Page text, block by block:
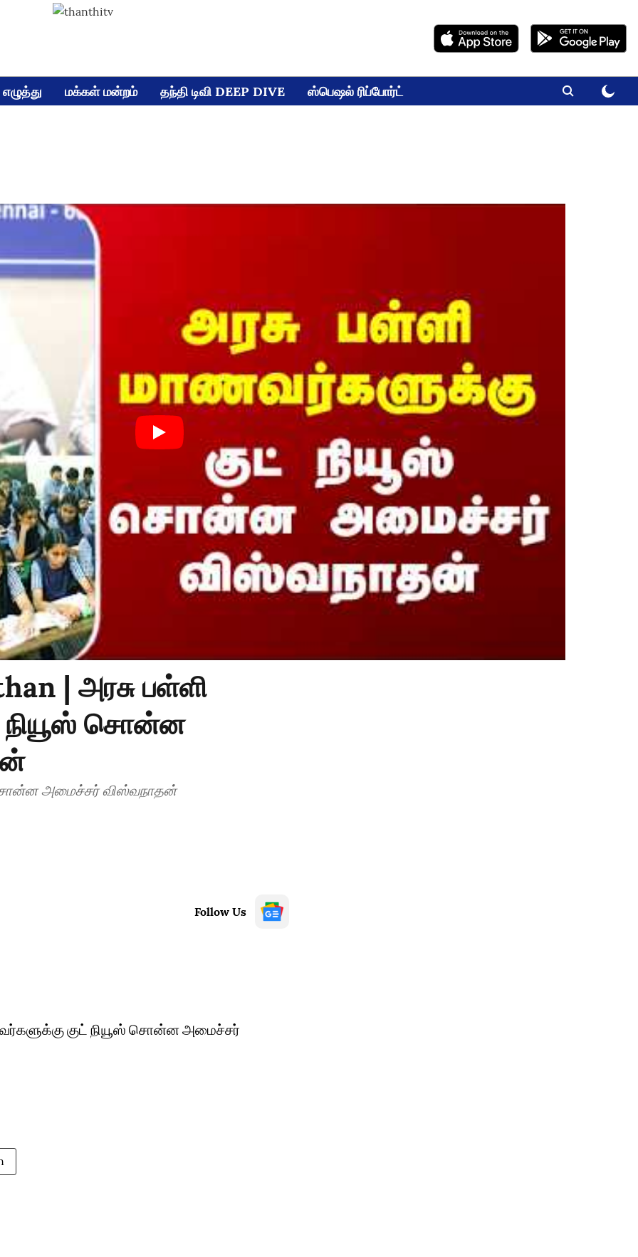
மக்கள் மன்றம் தந்தி டிவி DEEP DIVE ஸ்பெஷல் ரிப்போர்ட்
| அரசு பள்ளி
நியூஸ் சொன்ன
குட் நியூஸ் சொன்ன அமைச்சர் விஸ்வநாதன்
Follow Us
குட் நியூஸ் சொன்ன அமைச்சர்